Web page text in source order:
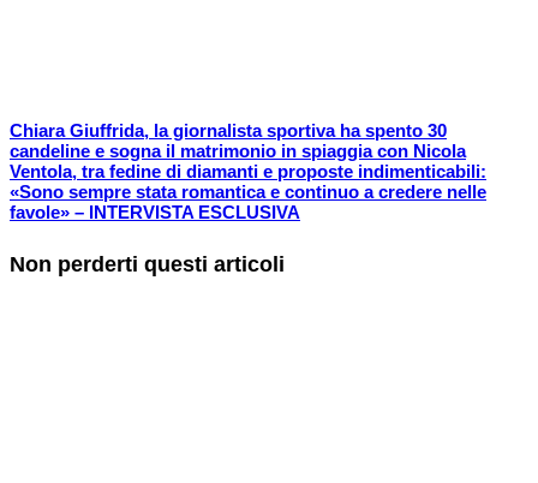
Chiara Giuffrida, la giornalista sportiva ha spento 30
candeline e sogna il matrimonio in spiaggia con Nicola
Ventola, tra fedine di diamanti e proposte indimenticabili:
«Sono sempre stata romantica e continuo a credere nelle
favole» – INTERVISTA ESCLUSIVA
Non perderti questi articoli